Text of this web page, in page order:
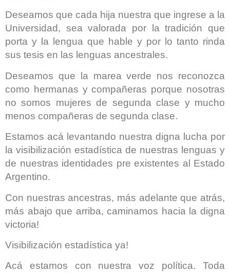
Deseamos que cada hija nuestra que ingrese a la
Universidad, sea valorada por la tradición que
porta y la lengua que hable y por lo tanto rinda
sus tesis en las lenguas ancestrales.
Deseamos que la marea verde nos reconozca
como hermanas y compañeras porque nosotras
no somos mujeres de segunda clase y mucho
menos compañeras de segunda clase.
Estamos acá levantando nuestra digna lucha por
la visibilización estadística de nuestras lenguas y
de nuestras identidades pre existentes al Estado
Argentino.
Con nuestras ancestras, más adelante que atrás,
más abajo que arriba, caminamos hacia la digna
victoria!
Visibilización estadística ya!
Acá estamos con nuestra voz política. Toda